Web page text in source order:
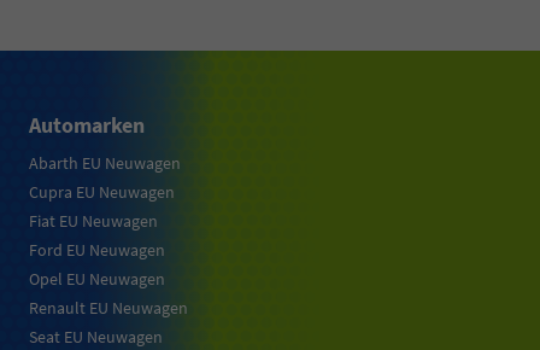
Automarken
Abarth EU Neuwagen
Cupra EU Neuwagen
Fiat EU Neuwagen
Ford EU Neuwagen
Opel EU Neuwagen
Renault EU Neuwagen
Seat EU Neuwagen